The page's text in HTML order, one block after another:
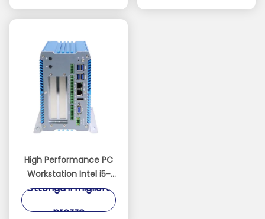
High Performance PC
Workstation Intel i5-
1235U 32GB DDR4
Ottenga il migliore
prezzo